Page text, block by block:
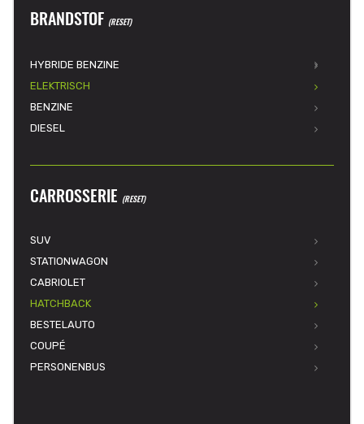
BRANDSTOF (RESET)
HYBRIDE BENZINE
ELEKTRISCH
BENZINE
DIESEL
CARROSSERIE (RESET)
SUV
STATIONWAGON
CABRIOLET
HATCHBACK
BESTELAUTO
COUPÉ
PERSONENBUS